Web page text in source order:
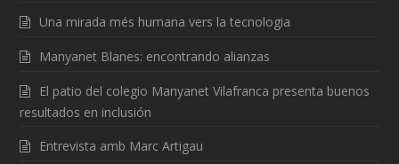
Una mirada més humana vers la tecnologia
Manyanet Blanes: encontrando alianzas
El patio del colegio Manyanet Vilafranca presenta buenos
resultados en inclusión
Entrevista amb Marc Artigau